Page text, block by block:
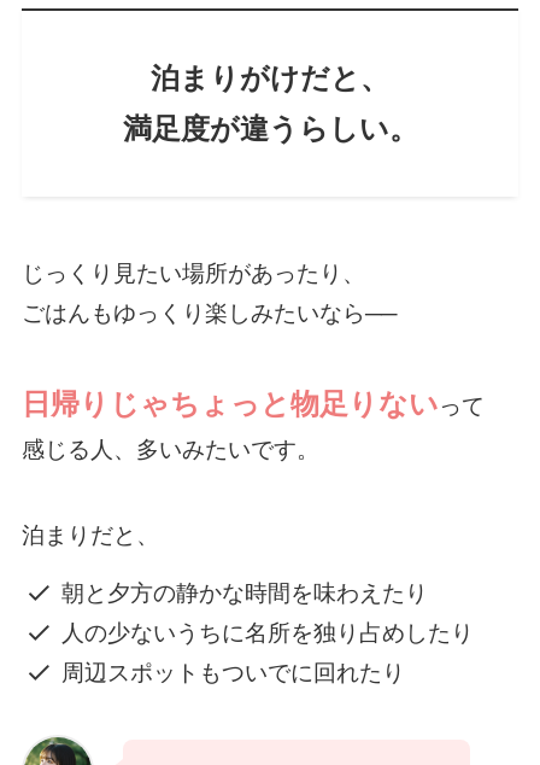
泊まりがけだと、
満足度が違うらしい。
じっくり見たい場所があったり、
ごはんもゆっくり楽しみたいなら──
日帰りじゃちょっと物足りないって
感じる人、多いみたいです。
泊まりだと、
朝と夕方の静かな時間を味わえたり
人の少ないうちに名所を独り占めしたり
周辺スポットもついでに回れたり